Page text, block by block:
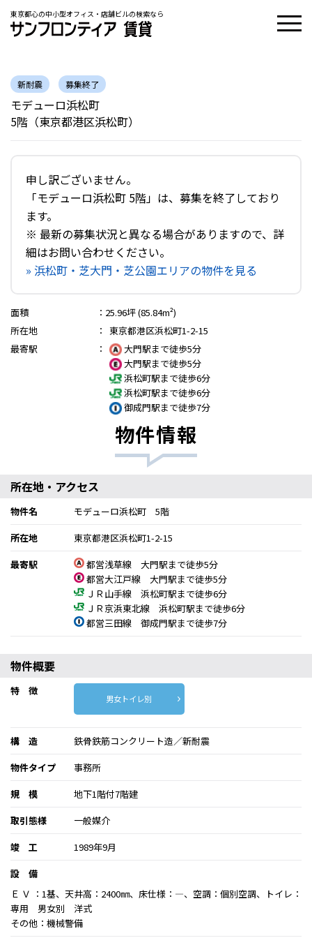
東京都心の中小型オフィス・店舗ビルの検索なら
新耐震 募集終了
モデューロ浜松町
5階（東京都港区浜松町）
申し訳ございません。
「モデューロ浜松町 5階」は、募集を終了しており
ます。
※ 最新の募集状況と異なる場合がありますので、詳
細はお問い合わせください。
» 浜松町・芝大門・芝公園エリアの物件を見る
面積 ： 25.96坪 (85.84m²)
所在地
：
東京都港区浜松町1-2-15
最寄駅
：
大門駅まで徒歩5分
大門駅まで徒歩5分
浜松町駅まで徒歩6分
浜松町駅まで徒歩6分
御成門駅まで徒歩7分
物件情報
所在地・アクセス
物件名
モデューロ浜松町 5階
所在地
東京都港区浜松町1-2-15
最寄駅
都営浅草線 大門駅まで徒歩5分
都営大江戸線 大門駅まで徒歩5分
ＪＲ山手線 浜松町駅まで徒歩6分
ＪＲ京浜東北線 浜松町駅まで徒歩6分
都営三田線 御成門駅まで徒歩7分
物件概要
特 徴
男女トイレ別
構 造
鉄骨鉄筋コンクリート造／新耐震
物件タイプ
事務所
規 模
地下1階付7階建
取引態様
一般媒介
竣 工
1989年9月
設 備
Ｅ Ｖ ：1基、天井高：2400㎜、床仕様：―、空調：個別空調、トイレ：
専用 男女別 洋式
その他：機械警備